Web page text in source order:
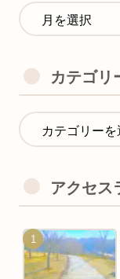
カテゴリ
アクセス